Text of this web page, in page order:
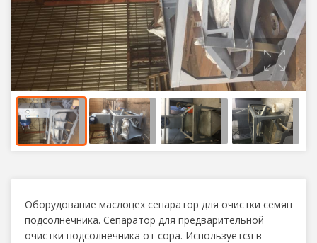
Оборудование маслоцех сепаратор для очистки семян
подсолнечника. Сепаратор для предварительной
очистки подсолнечника от сора. Используется в